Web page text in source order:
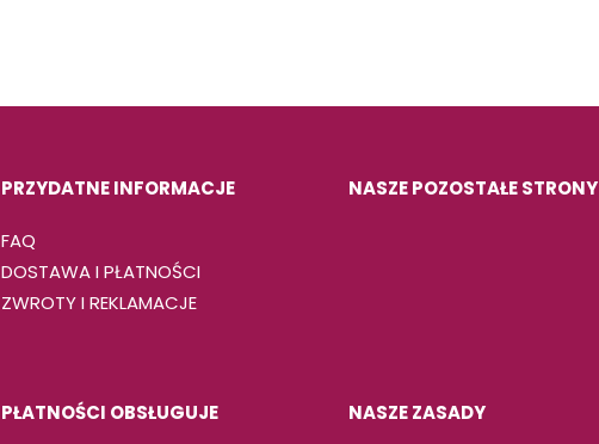
PRZYDATNE INFORMACJE
FAQ
DOSTAWA I PŁATNOŚCI
ZWROTY I REKLAMACJE
NASZE POZOSTAŁE STRONY
PŁATNOŚCI OBSŁUGUJE NASZE ZASADY